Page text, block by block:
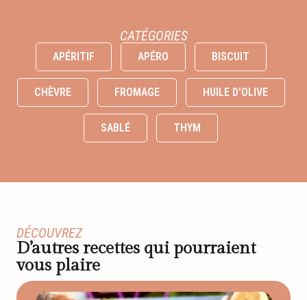
CATÉGORIES
APÉRITIF APÉRO BISCUIT
CHÈVRE FROMAGE HUILE D'OLIVE
SABLÉ THYM
DÉCOUVREZ
D’autres recettes qui pourraient
vous plaire